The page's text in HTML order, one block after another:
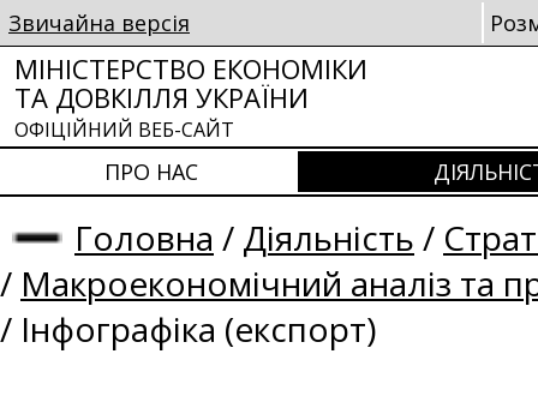
Звичайна версія
МІНІСТЕРСТВО ЕКОНОМІКИ
ТА ДОВКІЛЛЯ УКРАЇНИ
ОФІЦІЙНИЙ ВЕБ-САЙТ
ПРО НАС
Головна / Діяльність /
/ Макроекономічний аналіз та
/ Інфографіка (експорт)